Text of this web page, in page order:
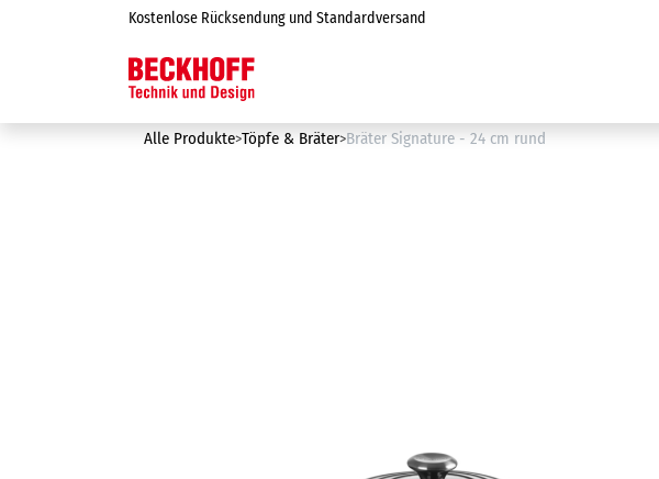
Zum Inhalt springenKostenlose Rücksendung und Standardversand
Alle Produkte Töpfe & Bräter Bräter Signature - 24 cm rund